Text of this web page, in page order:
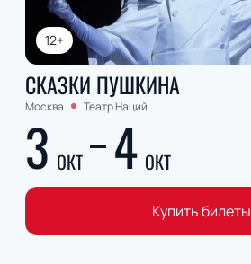
12+
СКАЗКИ ПУШКИНА
Москва Театр Наций
3 ОКТ 4 ОКТ
Купить билеты